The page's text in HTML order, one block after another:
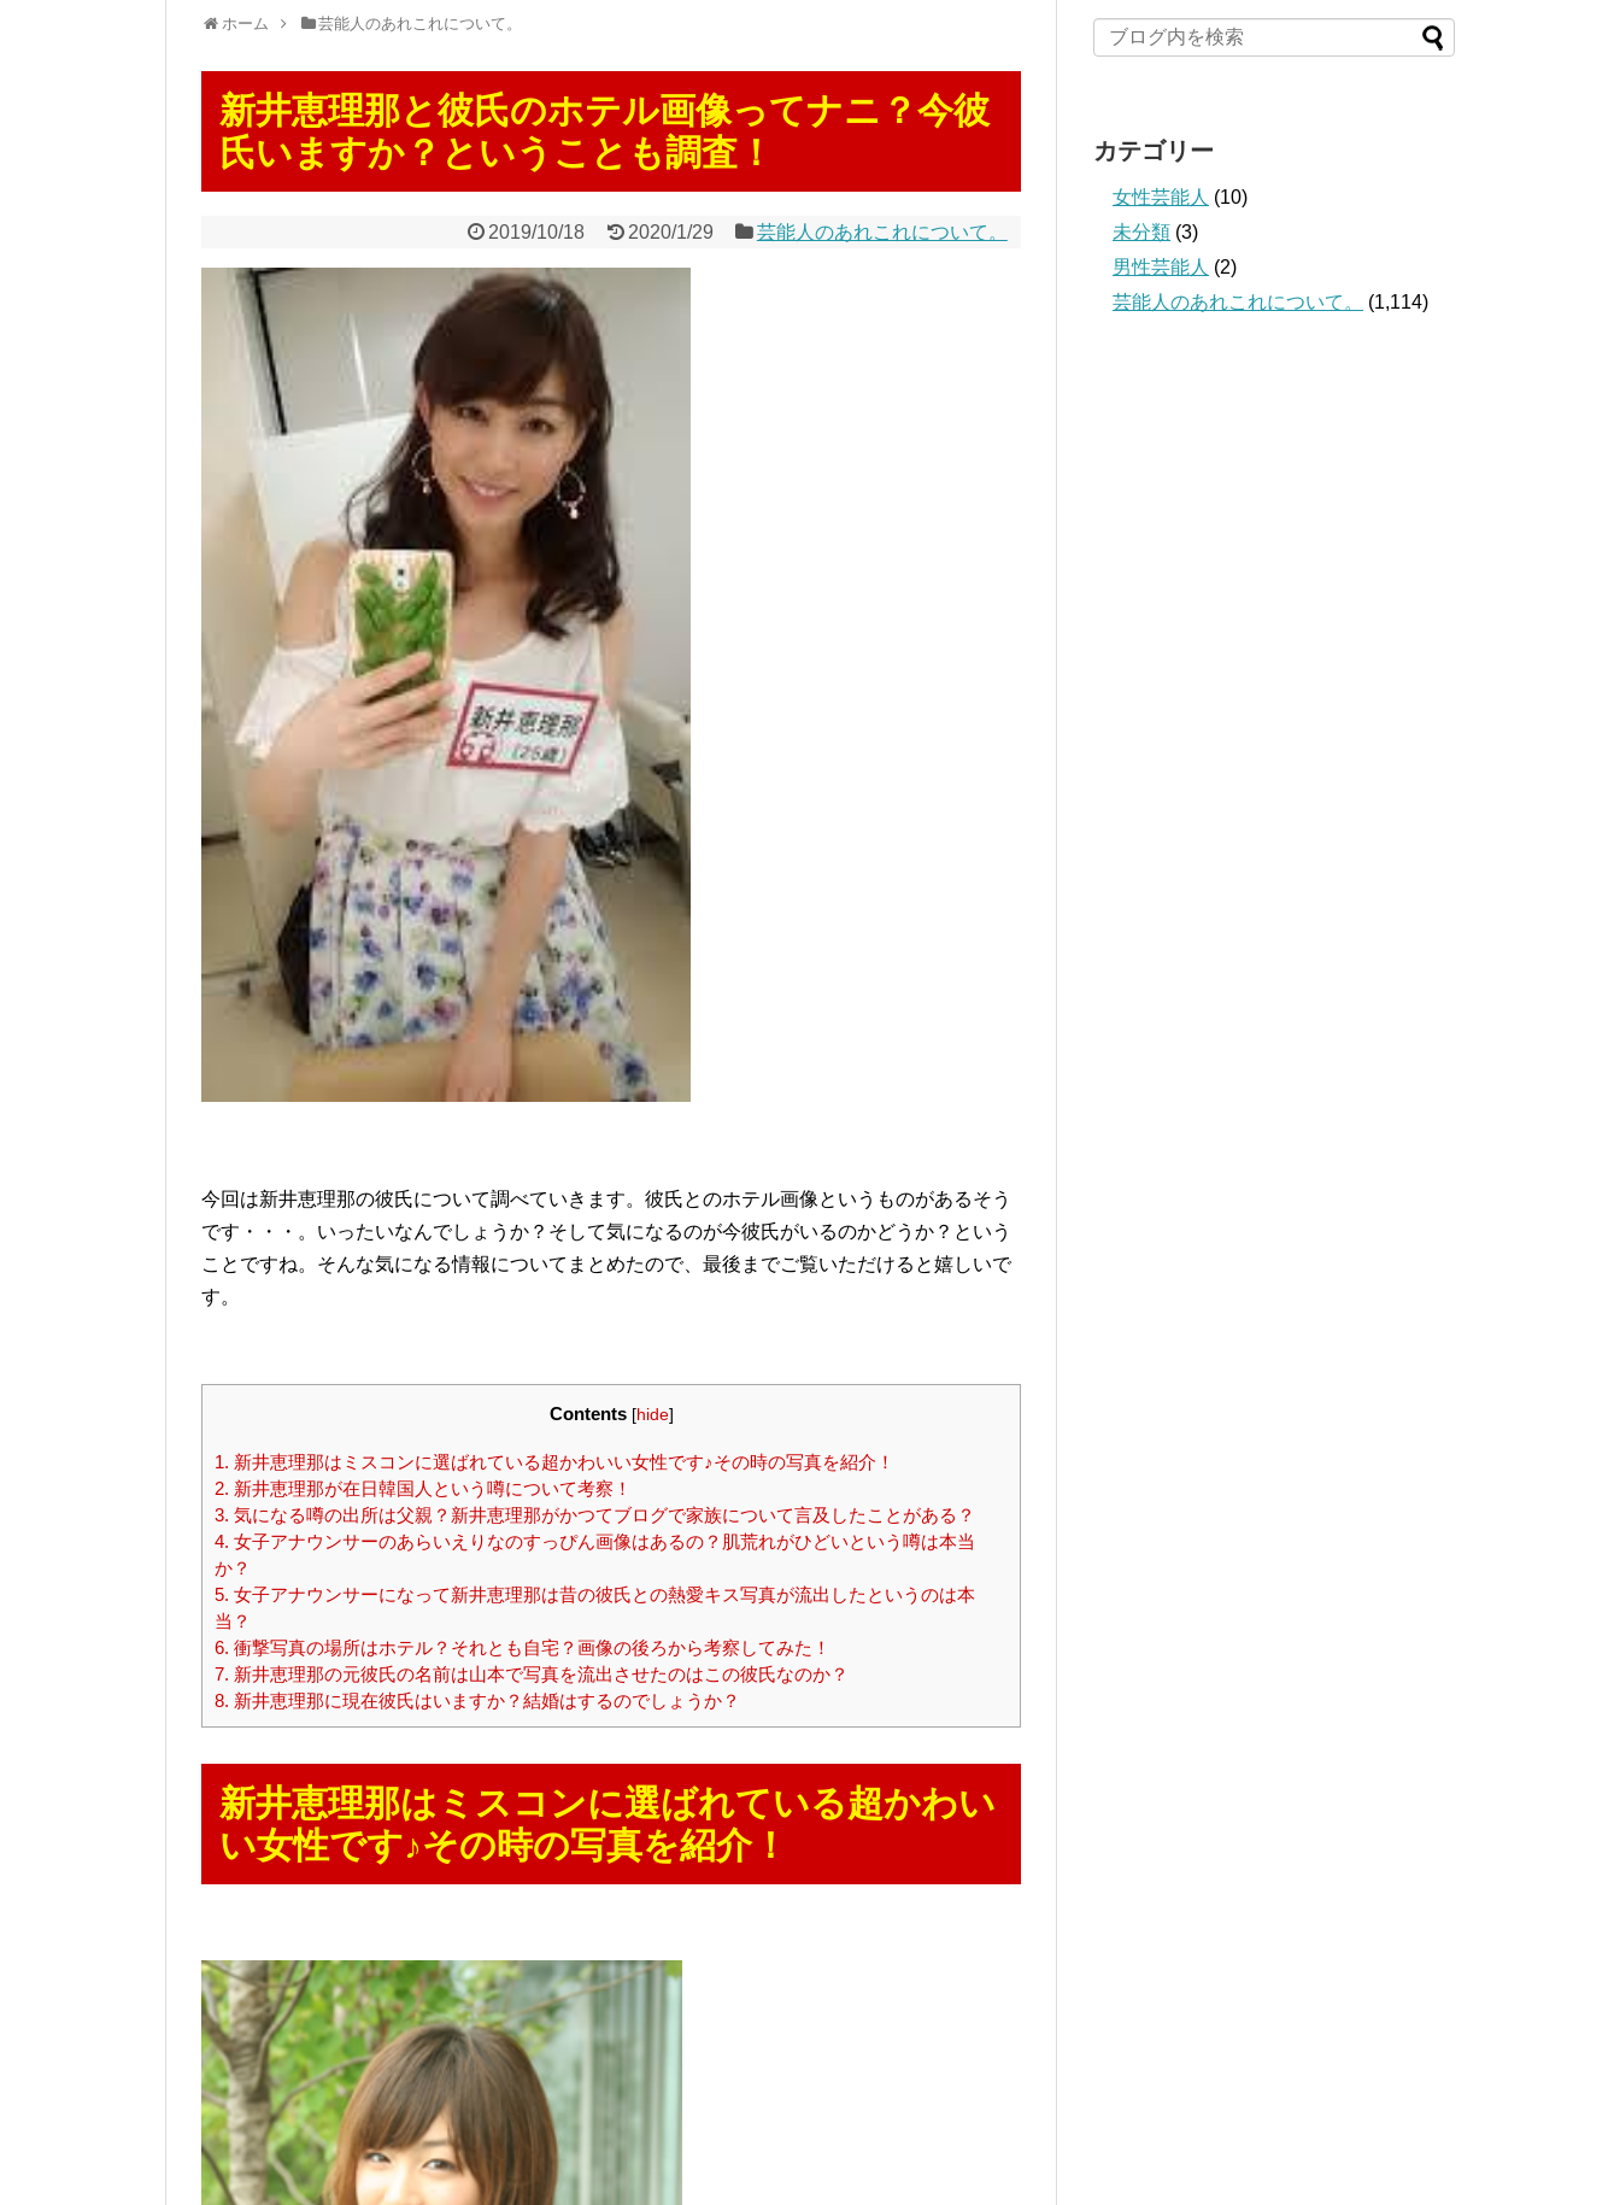
ホーム 芸能人のあれこれについて。
新井恵理那と彼氏のホテル画像ってナニ？今彼
氏いますか？ということも調査！
2019/10/18 2020/1/29 芸能人のあれこれについて。
今回は新井恵理那の彼氏について調べていきます。彼氏とのホテル画像というものがあるそう
です・・・。いったいなんでしょうか？そして気になるのが今彼氏がいるのかどうか？という
ことですね。そんな気になる情報についてまとめたので、最後までご覧いただけると嬉しいで
す。
Contents [hide]
1. 新井恵理那はミスコンに選ばれている超かわいい女性です♪その時の写真を紹介！
2. 新井恵理那が在日韓国人という噂について考察！
3. 気になる噂の出所は父親？新井恵理那がかつてブログで家族について言及したことがある？
4. 女子アナウンサーのあらいえりなのすっぴん画像はあるの？肌荒れがひどいという噂は本当
か？
5. 女子アナウンサーになって新井恵理那は昔の彼氏との熱愛キス写真が流出したというのは本
当？
6. 衝撃写真の場所はホテル？それとも自宅？画像の後ろから考察してみた！
7. 新井恵理那の元彼氏の名前は山本で写真を流出させたのはこの彼氏なのか？
8. 新井恵理那に現在彼氏はいますか？結婚はするのでしょうか？
新井恵理那はミスコンに選ばれている超かわい
い女性です♪その時の写真を紹介！
カテゴリー
女性芸能人 (10)
未分類 (3)
男性芸能人 (2)
芸能人のあれこれについて。
(1,114)